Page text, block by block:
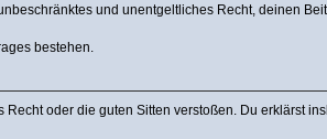
und unentgeltliches Recht, deinen
bestehen.
oder die guten Sitten verstoßen. Du erklärst